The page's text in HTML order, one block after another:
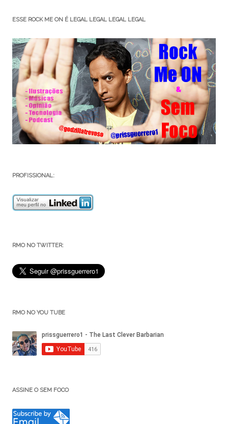
ESSE ROCK ME ON É LEGAL LEGAL LEGAL LEGAL
PROFISSIONAL:
RMO NO TWITTER:
RMO NO YOU TUBE
ASSINE O SEM FOCO